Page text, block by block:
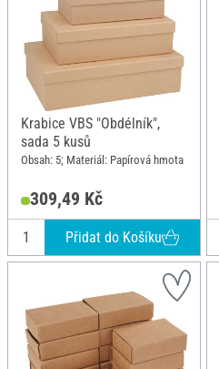
Krabice VBS "Obdélník",
sada 5 kusů
Obsah: 5; Materiál: Papírová hmota
309,49 Kč
Přidat do Košíku